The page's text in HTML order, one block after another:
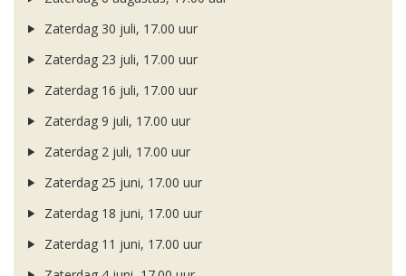
Zaterdag 30 juli, 17.00 uur
Zaterdag 23 juli, 17.00 uur
Zaterdag 16 juli, 17.00 uur
Zaterdag 9 juli, 17.00 uur
Zaterdag 2 juli, 17.00 uur
Zaterdag 25 juni, 17.00 uur
Zaterdag 18 juni, 17.00 uur
Zaterdag 11 juni, 17.00 uur